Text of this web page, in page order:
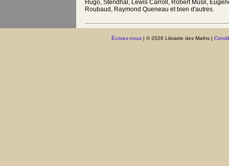
Hugo, Stendhal, Lewis Carroll, Robert Musil,
Roubaud, Raymond Queneau et bien d'autres.
Écrivez-nous| © 2026 Librairie des Maths |